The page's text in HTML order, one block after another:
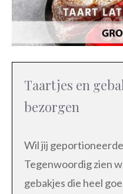
Taartjes en
bezorgen
Wil jij
Tegenwoordig zien
gebakjes die heel